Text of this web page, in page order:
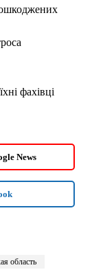
фахівці
News
область